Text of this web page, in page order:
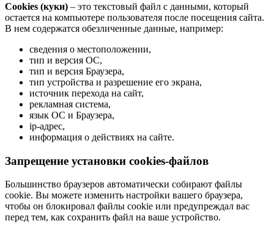
Cookies (куки) – это текстовый файл с данными, который
остается на компьютере пользователя после посещения сайта.
В нем содержатся обезличенные данные, например:
сведения о местоположении,
тип и версия ОС,
тип и версия Браузера,
тип устройства и разрешение его экрана,
источник перехода на сайт,
рекламная система,
язык ОС и Браузера,
ip-адрес,
информация о действиях на сайте.
Запрещение установки cookies-файлов
Большинство браузеров автоматически собирают файлы
cookie. Вы можете изменить настройки вашего браузера,
чтобы он блокировал файлы cookie или предупреждал вас
перед тем, как сохранить файл на ваше устройство.